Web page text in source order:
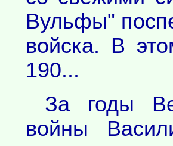
Вульфы"
войска. В
190...
За годы
войны